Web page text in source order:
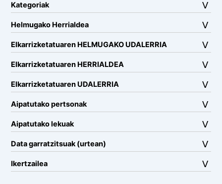
Kategoriak
Helmugako Herrialdea
Elkarrizketatuaren HELMUGAKO UDALERRIA
Elkarrizketatuaren HERRIALDEA
Elkarrizketatuaren UDALERRIA
Aipatutako pertsonak
Aipatutako lekuak
Data garratzitsuak (urtean)
Ikertzailea